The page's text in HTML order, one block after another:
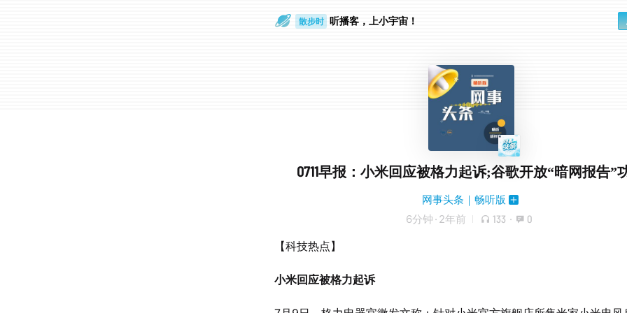
散步时 听播客，上小宇宙！
0711早报：小米回应被格力起诉;谷歌开放“暗网报告”
网事头条｜畅听版
6分钟 · 2年前 133 · 0
【科技热点】
小米回应被格力起诉